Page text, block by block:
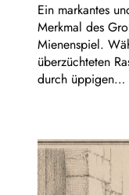
Ein markantes
Merkmal des
Mienenspiel.
überzüchteten
durch üppigen…